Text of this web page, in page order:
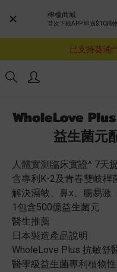
檸檬商城
首次下載APP 即送$10購
購物滿
購物滿
已支持葵涌
購物滿
WholeLove
益生菌元
人體實測臨床實證^ 7天
含專利K-2及青春雙岐桿
解決濕敏、鼻x、腸易激
1包含500億益生菌元
醫生推薦
日本製造產品說明
WholeLove Plus 抗敏舒
醫學級益生菌專利植物